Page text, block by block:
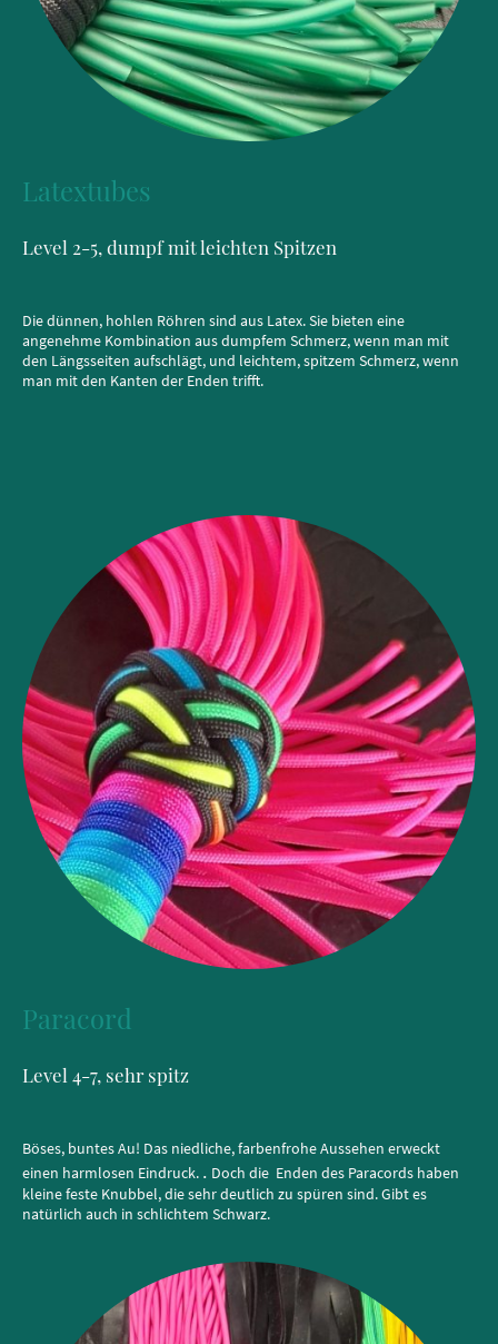
Latextubes
Level 2-5, dumpf mit leichten Spitzen
Die dünnen, hohlen Röhren sind aus Latex. Sie bieten eine
angenehme Kombination aus dumpfem Schmerz, wenn man mit
den Längsseiten aufschlägt, und leichtem, spitzem Schmerz, wenn
man mit den Kanten der Enden trifft.
Paracord
Level 4-7, sehr spitz
Böses, buntes Au! Das niedliche, farbenfrohe Aussehen erweckt
einen harmlosen Eindruck. . Doch die Enden des Paracords haben
kleine feste Knubbel, die sehr deutlich zu spüren sind. Gibt es
natürlich auch in schlichtem Schwarz.